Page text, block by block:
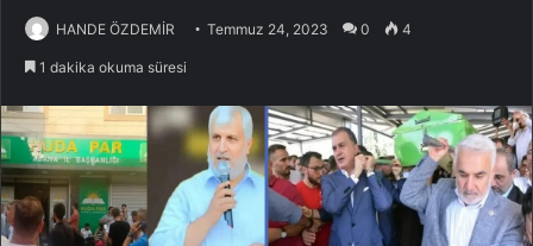
HANDE ÖZDEMİR Temmuz 24, 2023 0 4
1 dakika okuma süresi